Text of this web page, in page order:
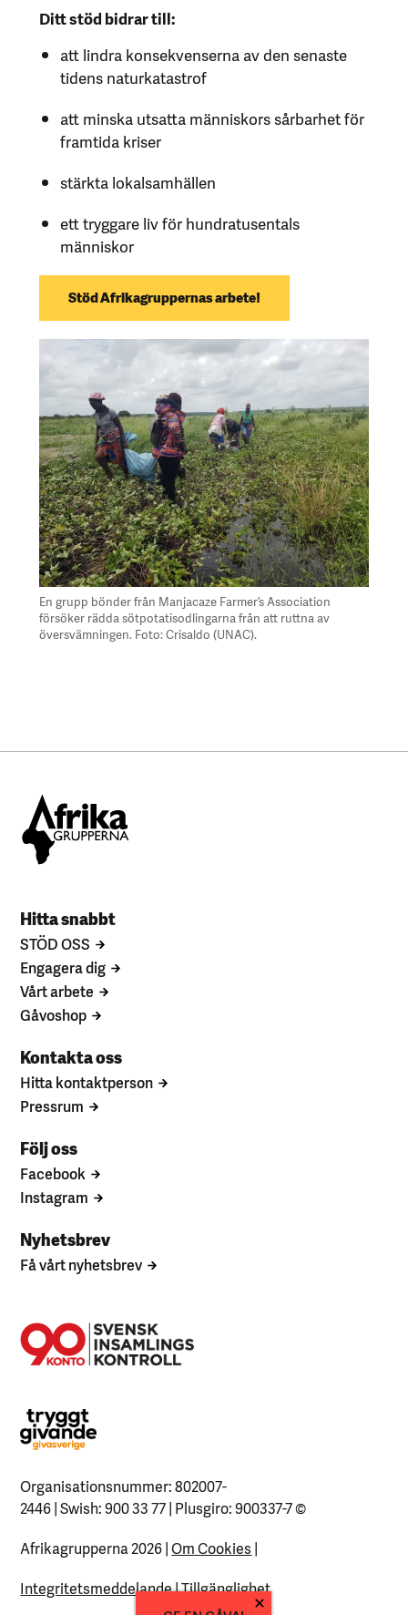
Ditt stöd bidrar till:
att lindra konsekvenserna av den senaste
tidens naturkatastrof
att minska utsatta människors sårbarhet för
framtida kriser
stärkta lokalsamhällen
ett tryggare liv för hundratusentals
människor
Stöd Afrikagruppernas arbete!
En grupp bönder från Manjacaze Farmer’s Association
försöker rädda sötpotatisodlingarna från att ruttna av
översvämningen. Foto: Crisaldo (UNAC).
Hitta snabbt
STÖD OSS
Engagera dig
Vårt arbete
Gåvoshop
Kontakta oss
Hitta kontaktperson
Pressrum
Följ oss
Facebook
Instagram
Nyhetsbrev
Få vårt nyhetsbrev
Organisationsnummer: 802007-
2446 | Swish: 900 33 77 | Plusgiro: 900337-7©
Afrikagrupperna 2026 |Om Cookies |
Integritetsmeddelande|Tillgänglighet